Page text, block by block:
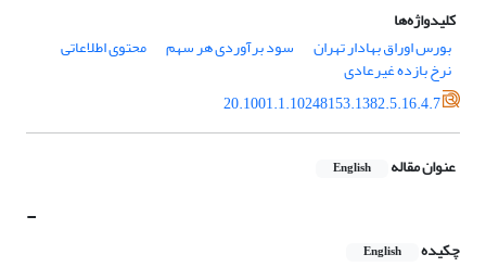
کلیدواژه‌ها
بورس اوراق بهادار تهران
سود برآوردی هر سهم محتوی اطلاعاتی
نرخ بازده غیرعادی
20.1001.1.10248153.1382.5.16.4.7
عنوان مقاله English
-
چکیده English